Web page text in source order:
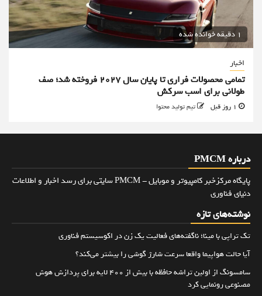
1 دقیقه خوانده شده
اخبار
تمامی محصولات فراری تا پایان سال ۲۰۲۷ فروخته شد؛ صف
طولانی برای اسب سرکش
تیم تولید محتوا
درباره PMCM
پایگاه مرکزخبر کامپیوتر و موبایل - PMCM سایتی برای رسد اخبار و اطلاعات
دنیای فناوری
نوشته‌های تازه
تک تراپی با مینا؛ ناگفته‌های فعالیت یک زن در اکوسیستم فناوری
آیا حالت هواپیما واقعا سرعت شارژ گوشی را بیشتر می‌کند؟
سامسونگ از اولین تراشه حافظه با بیش از ۴۰۰ لایه برای پردازش هوش
مصنوعی رونمایی کرد